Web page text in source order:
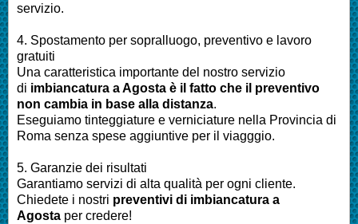
servizio.
4. Spostamento per sopralluogo, preventivo e lavoro
gratuiti
Una caratteristica importante del nostro servizio
di imbiancatura aAgosta è il fatto che il preventivo
non cambia in base alla distanza.
Eseguiamo tinteggiature e verniciature nella Provincia di
Roma senza spese aggiuntive per il viagggio.
5. Garanzie dei risultati
Garantiamo servizi di alta qualità per ogni cliente.
Chiedete i nostri preventivi di imbiancatura a
Agosta per credere!